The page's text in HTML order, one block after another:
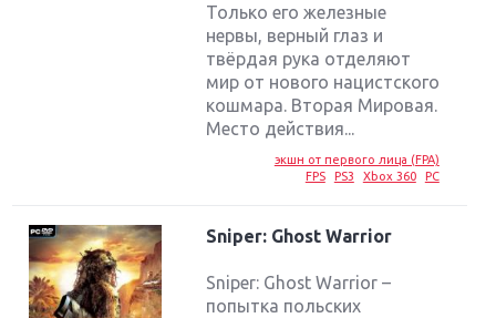
Только его железные
нервы, верный глаз и
твёрдая рука отделяют
мир от нового нацистского
кошмара. Вторая Мировая.
Место действия...
экшн от первого лица (FPA)
FPS
PS3 Xbox 360 PC
Sniper: Ghost Warrior
Sniper: Ghost Warrior –
попытка польских